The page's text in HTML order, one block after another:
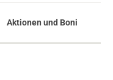
Aktionen und Boni